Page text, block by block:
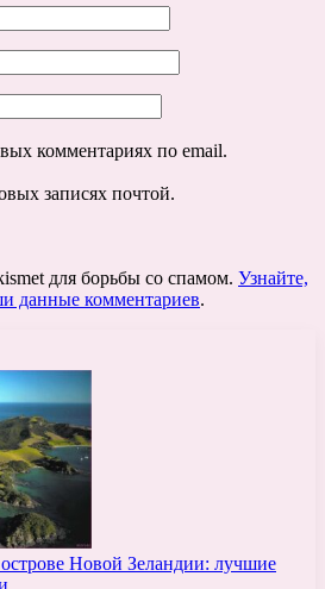
комментариях по email.
записях почтой.
для борьбы со спамом. Узнайте,
данные комментариев.
Новой Зеландии: лучшие